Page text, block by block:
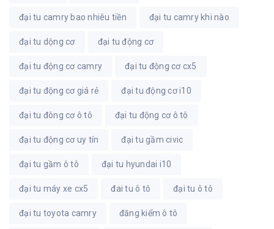
đại tu camry bao nhiêu tiền đại tu camry khi nào
đại tu dộng cơ đại tu động cơ
đại tu động cơ camry đại tu động cơ cx5
đại tu động cơ giá rẻ đại tu động cơ i10
đại tu đông cơ ô tô đại tu động cơ ô tô
đại tu động cơ uy tín đại tu gầm civic
đại tu gầm ô tô đại tu hyundai i10
đại tu máy xe cx5 đai tu ô tô đại tu ô tô
đại tu toyota camry đăng kiểm ô tô